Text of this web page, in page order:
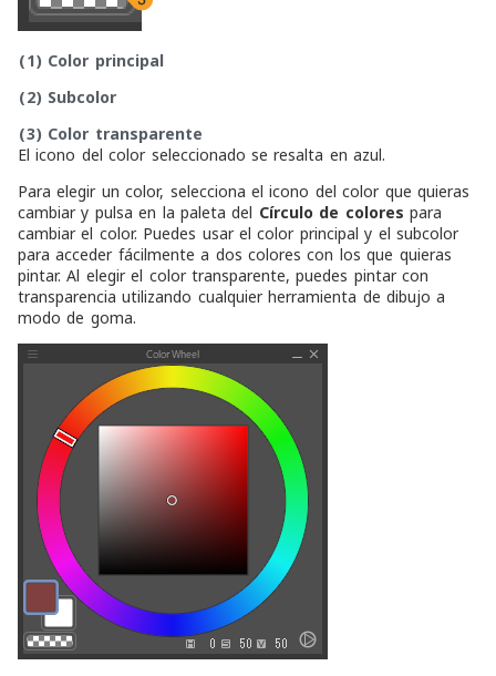
(1) Color principal
(2) Subcolor
(3) Color transparente
El icono del color seleccionado se resalta en azul.
Para elegir un color, selecciona el icono del color que quieras
cambiar y pulsa en la paleta del Círculo de colores para
cambiar el color. Puedes usar el color principal y el subcolor
para acceder fácilmente a dos colores con los que quieras
pintar. Al elegir el color transparente, puedes pintar con
transparencia utilizando cualquier herramienta de dibujo a
modo de goma.